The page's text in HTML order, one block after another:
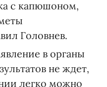
с капюшоном,
Головнев.
в органы
не ждет,
легко можно